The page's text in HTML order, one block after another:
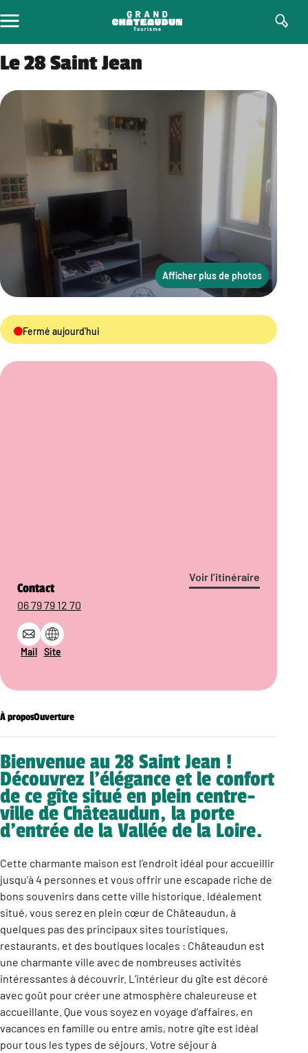
au
contenu
Le 28 Saint Jean
Afficher plus de photos
Fermé aujourd'hui
Voir l’itinéraire
Contact
06 79 79 12 70
Mail Site
À proposOuverture
Bienvenue au 28 Saint Jean !
Découvrez l’élégance et le confort
de ce gîte situé en plein centre-
ville de Châteaudun, la porte
d’entrée de la Vallée de la Loire.
Cette charmante maison est l’endroit idéal pour accueillir
jusqu’à 4 personnes et vous offrir une escapade riche de
bons souvenirs dans cette ville historique. Idéalement
situé, vous serez en plein cœur de Châteaudun, à
quelques pas des principaux sites touristiques,
restaurants, et des boutiques locales : Châteaudun est
une charmante ville avec de nombreuses activités
intéressantes à découvrir. L’intérieur du gîte est décoré
avec goût pour créer une atmosphère chaleureuse et
accueillante. Que vous soyez en voyage d’affaires, en
vacances en famille ou entre amis, notre gîte est idéal
pour tous les types de séjours. Votre séjour à